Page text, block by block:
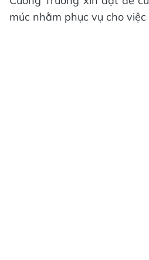
múc nhằm phục vụ cho